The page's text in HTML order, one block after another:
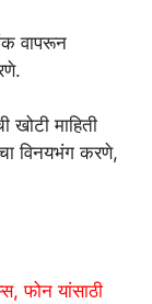
वापरून
माहिती
विनयभंग करणे,
फोन यांसाठी